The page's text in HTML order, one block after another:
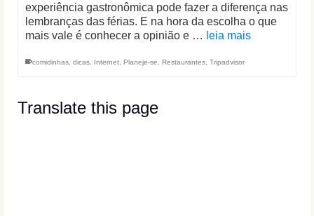
experiência gastronômica pode fazer a diferença nas
lembranças das férias. E na hora da escolha o que
mais vale é conhecer a opinião e … leia mais
comidinhas dicas Internet Planeje-se Restaurantes Tripadvisor
Translate this page